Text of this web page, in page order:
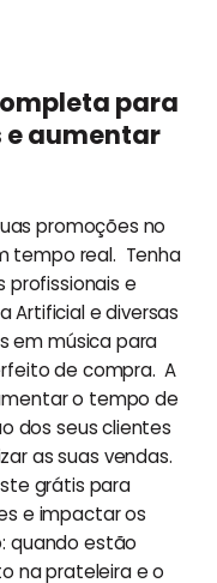
para
e aumentar
promoções no
tempo real. Tenha
profissionais e
Artificial e diversas
em música para
de compra. A
o tempo de
dos seus clientes
as suas vendas.
grátis para
e impactar os
quando estão
na prateleira e o